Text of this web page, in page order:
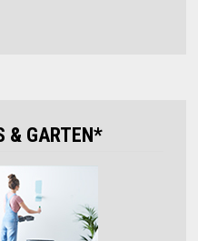
& GARTEN*